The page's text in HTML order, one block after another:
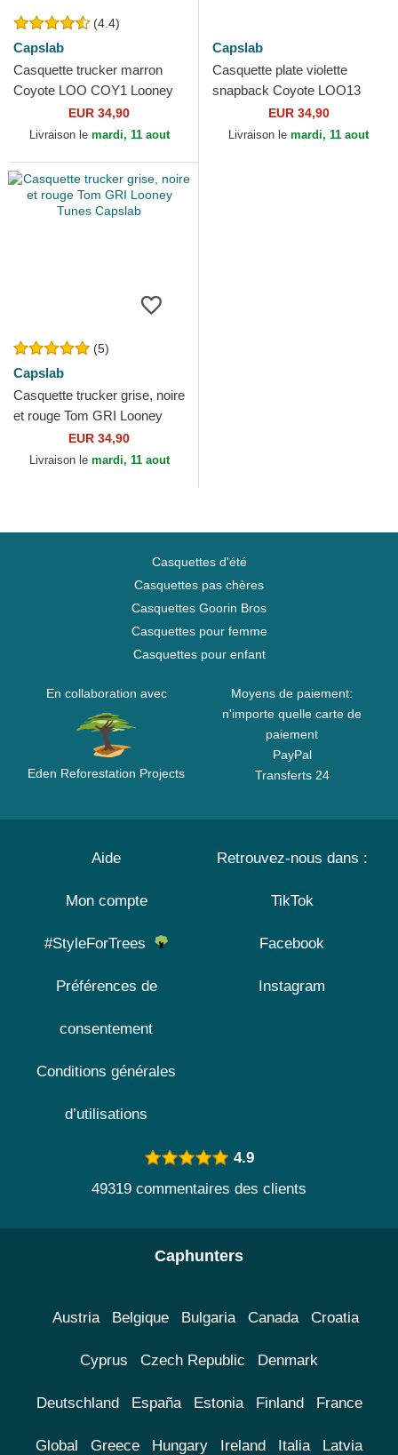
(4.4)
Capslab
Casquette trucker marron
Coyote LOO COY1 Looney
Tunes CapslabEUR 34,90
Livraison le mardi, 11 aout
Capslab
Casquette plate violette
snapback Coyote LOO13
DTCB Looney Tunes
Capslab
EUR 34,90
Livraison le mardi, 11 aout
(5)
Capslab
Casquette trucker grise, noire
et rouge Tom GRI Looney
Tunes CapslabEUR 34,90
Livraison le mardi, 11 aout
Casquettes d'été
Casquettes pas chères
Casquettes Goorin Bros
Casquettes pour femme
Casquettes pour enfant
En collaboration avec
Eden Reforestation Projects
Moyens de paiement:
n'importe quelle carte de
paiement
PayPal
Transferts 24
Aide
Mon compte
#StyleForTrees
Préférences de
consentement
Conditions générales
d’utilisations
Retrouvez-nous dans :
TikTok
Facebook
Instagram
4.9
49319 commentaires des clients
Caphunters
Austria Belgique Bulgaria Canada Croatia
Cyprus Czech Republic Denmark
Deutschland España Estonia Finland France
Global Greece Hungary Ireland Italia Latvia